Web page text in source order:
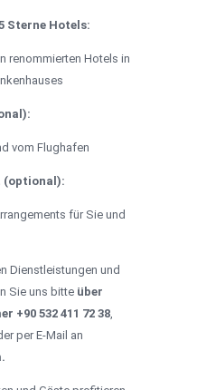
Sterne Hotels:
renommierten Hotels in
vom Flughafen
für Sie und
Dienstleistungen und
Sie uns bitte über
+90 532 411 72 38,
per E-Mail an